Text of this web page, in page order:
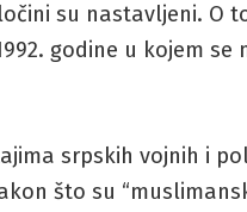
su nastavljeni. O
godine u kojem
srpskih vojnih i
što su